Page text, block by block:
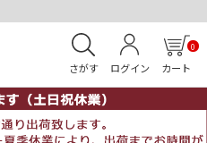
さがす ログイン カート
0